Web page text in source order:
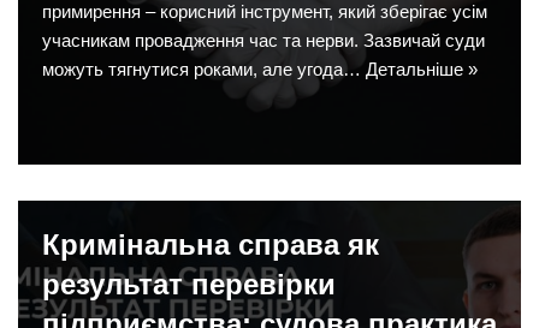
примирення – корисний інструмент, який зберігає усім
учасникам провадження час та нерви. Зазвичай суди
можуть тягнутися роками, але угода…Детальніше »
Кримінальна справа як
результат перевірки